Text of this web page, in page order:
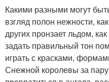
Какими разными могут
взгляд полон нежности,
других пронзает льдом,
задать правильный тон
играть с красками,
Снежной королевы за